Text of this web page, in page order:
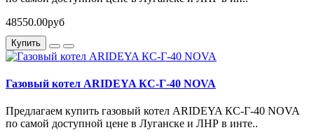
48550.00руб
Купить
Газовый котел ARIDEYA КС-Г-40 NOVA
Предлагаем купить газовый котел ARIDEYA КС-Г-40 NOVA
по самой доступной цене в Луганске и ЛНР в инте..